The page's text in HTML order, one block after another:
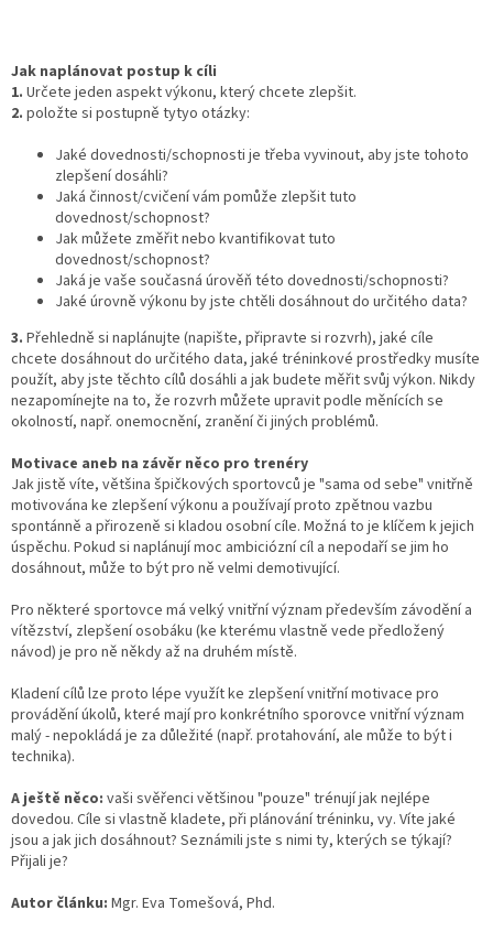
Jak naplánovat postup k cíli
1. Určete jeden aspekt výkonu, který chcete zlepšit.
2. položte si postupně tytyo otázky:
Jaké dovednosti/schopnosti je třeba vyvinout, aby jste tohoto
zlepšení dosáhli?
Jaká činnost/cvičení vám pomůže zlepšit tuto
dovednost/schopnost?
Jak můžete změřit nebo kvantifikovat tuto
dovednost/schopnost?
Jaká je vaše současná úrověň této dovednosti/schopnosti?
Jaké úrovně výkonu by jste chtěli dosáhnout do určitého data?
3. Přehledně si naplánujte (napište, připravte si rozvrh), jaké cíle
chcete dosáhnout do určitého data, jaké tréninkové prostředky musíte
použít, aby jste těchto cílů dosáhli a jak budete měřit svůj výkon. Nikdy
nezapomínejte na to, že rozvrh můžete upravit podle měnících se
okolností, např. onemocnění, zranění či jiných problémů.
Motivace aneb na závěr něco pro trenéry
Jak jistě víte, většina špičkových sportovců je "sama od sebe" vnitřně
motivována ke zlepšení výkonu a používají proto zpětnou vazbu
spontánně a přirozeně si kladou osobní cíle. Možná to je klíčem k jejich
úspěchu. Pokud si naplánují moc ambiciózní cíl a nepodaří se jim ho
dosáhnout, může to být pro ně velmi demotivující.
Pro některé sportovce má velký vnitřní význam především závodění a
vítězství, zlepšení osobáku (ke kterému vlastně vede předložený
návod) je pro ně někdy až na druhém místě.
Kladení cílů lze proto lépe využít ke zlepšení vnitřní motivace pro
provádění úkolů, které mají pro konkrétního sporovce vnitřní význam
malý - nepokládá je za důležité (např. protahování, ale může to být i
technika).
A ještě něco: vaši svěřenci většinou "pouze" trénují jak nejlépe
dovedou. Cíle si vlastně kladete, při plánování tréninku, vy. Víte jaké
jsou a jak jich dosáhnout? Seznámili jste s nimi ty, kterých se týkají?
Přijali je?
Autor článku: Mgr. Eva Tomešová, Phd.